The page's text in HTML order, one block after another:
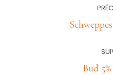
Bud